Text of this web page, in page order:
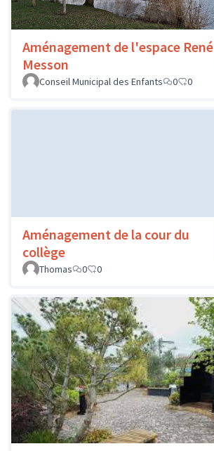
Aménagement de l'espace René
Messon
Conseil Municipal des Enfants
0 0
Aménagement de la cour du
collège
Thomas
0 0